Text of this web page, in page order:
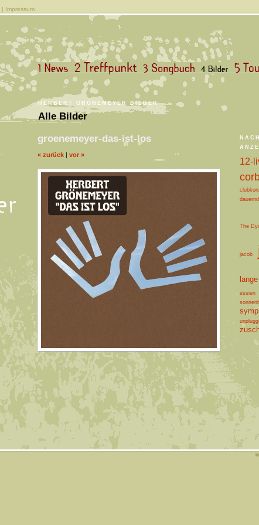
| Impressum
HERBERT GRÖNEMEYER BILDER
Alle Bilder
groenemeyer-das-ist-los
« zurück | vor »
12-
The
jacob
essien